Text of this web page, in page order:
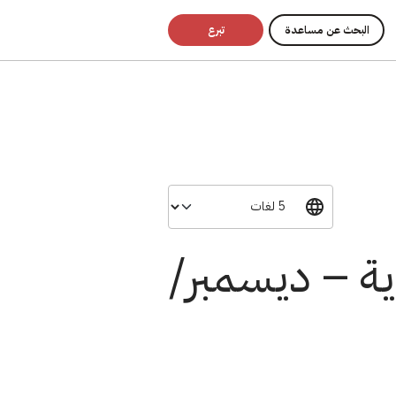
البحث عن مساعدة تبرع
– ديسمبر/